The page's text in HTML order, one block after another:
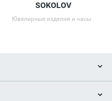
SOKOLOV
Ювелирные изделия и часы